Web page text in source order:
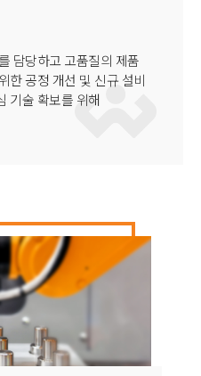
담당하고 고품질의 제품
한 공정 개선 및 신규 설비
기술 확보를 위해